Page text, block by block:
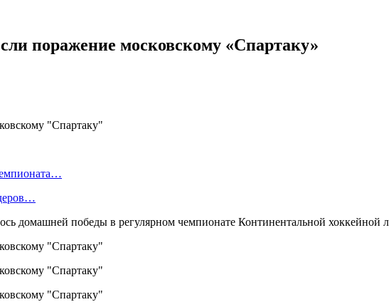
поражение московскому «Спартаку»
домашней победы в регулярном чемпионате Континентальной хоккейной